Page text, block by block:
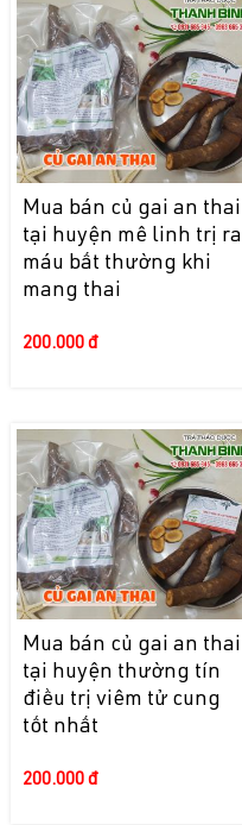
Mua bán củ gai an thai
tại huyện mê linh trị ra
máu bất thường khi
mang thai
200.000 đ
Mua bán củ gai an thai
tại huyện thường tín
điều trị viêm tử cung
tốt nhất
200.000 đ